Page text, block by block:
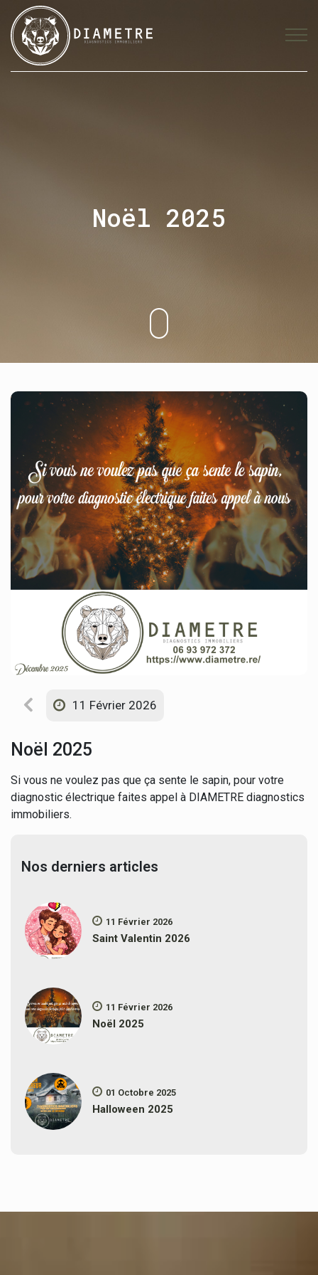
Noël 2025
11 Février 2026
Noël 2025
Si vous ne voulez pas que ça sente le sapin, pour votre
diagnostic électrique faites appel à DIAMETRE diagnostics
immobiliers.
Nos derniers articles
11 Février 2026
Saint Valentin 2026
11 Février 2026
Noël 2025
01 Octobre 2025
Halloween 2025